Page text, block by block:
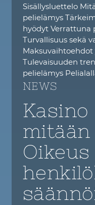
Sisällysluettelo
pelielämys
hyödyt Verrattuna
Turvallisuus sekä
Tulevaisuuden
pelielämys
NEWS
Kasino
mitään